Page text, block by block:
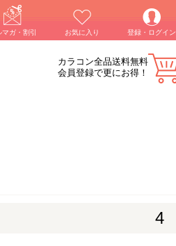
マガ・割引 お気に入り 登録・ログイン
カラコン全品送料無料
会員登録で更にお得！
4